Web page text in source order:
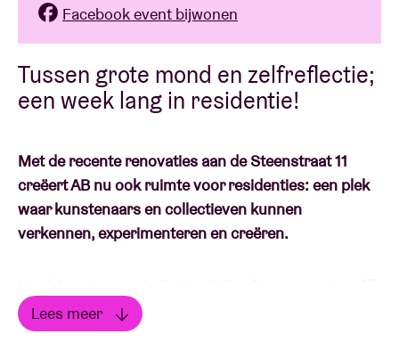
Tussen grote mond en zelfreflectie;
een week lang in residentie!
Met de recente renovaties aan de Steenstraat 11
creëert AB nu ook ruimte voor residenties: een plek
waar kunstenaars en collectieven kunnen
verkennen, experimenteren en creëren.
Turn, het alias van Asante Chibwe Brochez: 25 jaar
oud, gevestigd in Brussel, België. Sinds hij voor het
Lees meer
Facebook event bijwonen